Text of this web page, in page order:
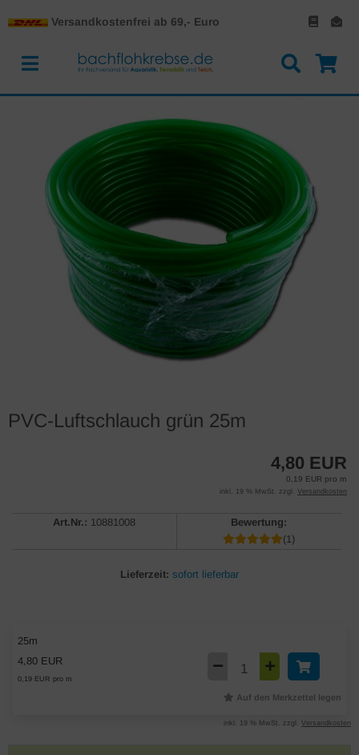
Versandkostenfrei ab 69,- Euro
PVC-Luftschlauch grün 25m
4,80 EUR
0,19 EUR pro m
inkl. 19 % MwSt. zzgl. Versandkosten
Art.Nr.: 10881008
Bewertung:
(1)
Lieferzeit: sofort lieferbar
25m
4,80 EUR
0,19 EUR pro m
Auf den Merkzettel legen
inkl. 19 % MwSt. zzgl. Versandkosten